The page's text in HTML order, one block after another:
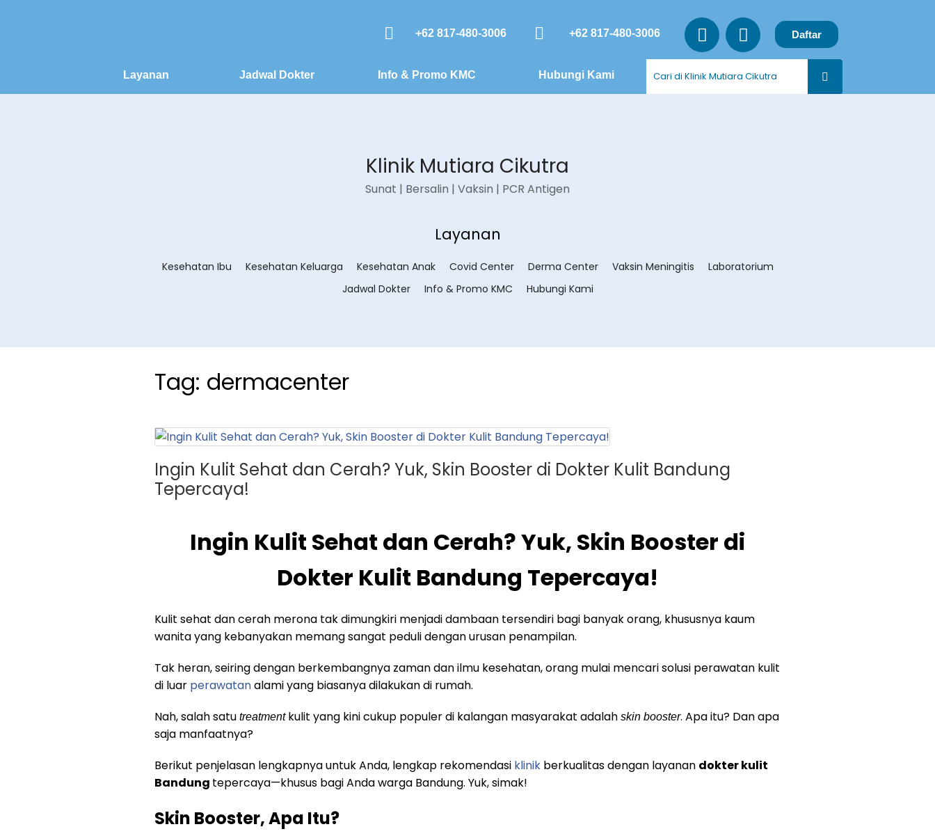
+62 817-480-3006 +62 817-480-3006 Daftar
Layanan Jadwal Dokter Info & Promo KMC Hubungi Kami
Klinik Mutiara Cikutra
Sunat | Bersalin | Vaksin | PCR Antigen
Layanan
Kesehatan Ibu Kesehatan Keluarga Kesehatan Anak Covid Center Derma Center Vaksin Meningitis
Laboratorium
Jadwal Dokter
Info & Promo KMC Hubungi Kami
Tag: dermacenter
Ingin Kulit Sehat dan Cerah? Yuk, Skin Booster di Dokter Kulit Bandung
Tepercaya!
Ingin Kulit Sehat dan Cerah? Yuk, Skin Booster di
Dokter Kulit Bandung Tepercaya!
Kulit sehat dan cerah merona tak dimungkiri menjadi dambaan tersendiri bagi banyak orang, khususnya kaum
wanita yang kebanyakan memang sangat peduli dengan urusan penampilan.
Tak heran, seiring dengan berkembangnya zaman dan ilmu kesehatan, orang mulai mencari solusi perawatan kulit
di luar perawatanalami yang biasanya dilakukan di rumah.
Nah, salah satu treatment kulit yang kini cukup populer di kalangan masyarakat adalah skin booster. Apa itu? Dan apa
saja manfaatnya?
Berikut penjelasan lengkapnya untuk Anda, lengkap rekomendasi klinik berkualitas dengan layanan dokter kulit
Bandung tepercaya—khusus bagi Anda warga Bandung. Yuk, simak!
Skin Booster, Apa Itu?